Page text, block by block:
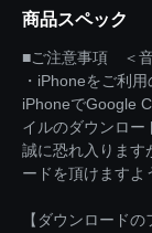
商品スペック
■ご注意事項 ＜音
・iPhoneをご利
iPhoneでGoogle
イルのダウンロー
誠に恐れ入ります
ードを頂けますよ
【ダウンロード